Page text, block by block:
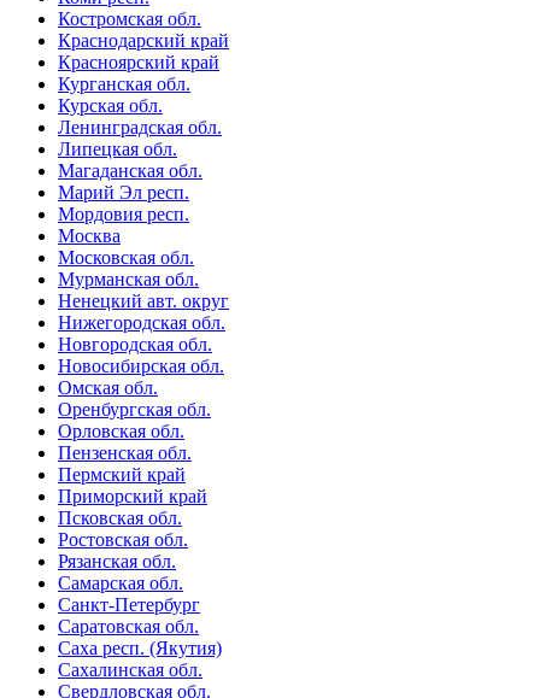
Костромская обл.
Краснодарский край
Красноярский край
Курганская обл.
Курская обл.
Ленинградская обл.
Липецкая обл.
Магаданская обл.
Марий Эл респ.
Мордовия респ.
Москва
Московская обл.
Мурманская обл.
Ненецкий авт. округ
Нижегородская обл.
Новгородская обл.
Новосибирская обл.
Омская обл.
Оренбургская обл.
Орловская обл.
Пензенская обл.
Пермский край
Приморский край
Псковская обл.
Ростовская обл.
Рязанская обл.
Самарская обл.
Санкт-Петербург
Саратовская обл.
Саха респ. (Якутия)
Сахалинская обл.
Свердловская обл.